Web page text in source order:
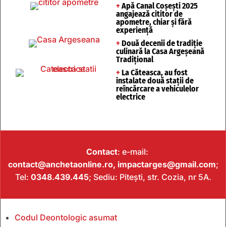
+ Apă Canal Coșești 2025
angajează cititor de
apometre, chiar și fără
experiență
+ Două decenii de tradiție
culinară la Casa Argeșeană
Tradițional
+ La Căteasca, au fost
instalate două stații de
reîncărcare a vehiculelor
electrice
Contact: e-mail:
contact@anchetaonline.ro, impactarges@gmail.com;
Tel: 0348.439.445; Sediu: Pitești, str. Cozia, nr 5A.
Codul Deontologic asumat